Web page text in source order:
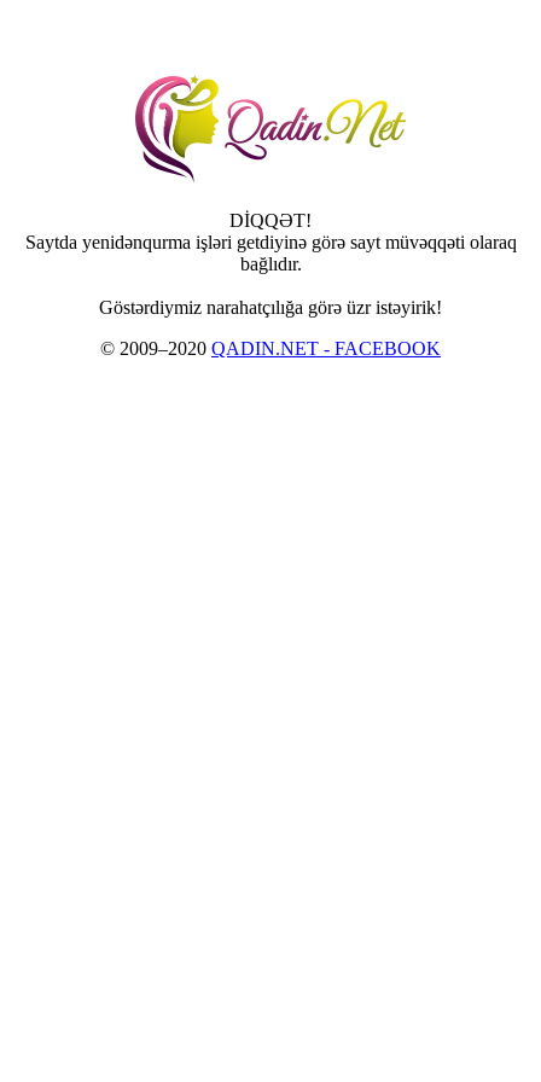
DİQQƏT!
Saytda yenidənqurma işləri getdiyinə görə sayt müvəqqəti olaraq
bağlıdır.
Göstərdiymiz narahatçılığa görə üzr istəyirik!
© 2009–2020 QADIN.NET - FACEBOOK